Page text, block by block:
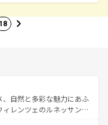
18
自然と多彩な魅力にあふ
ィレンツェのルネッサンス